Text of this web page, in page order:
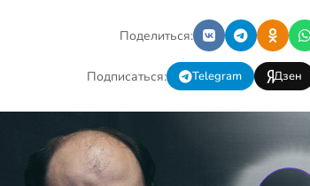
представляя опасности ни
для кого, кроме своих п…
Поделиться:
Подписаться: Telegram Дзен